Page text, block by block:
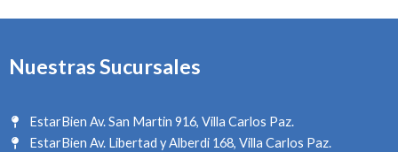
Nuestras Sucursales
EstarBien Av. San Martin 916, Villa Carlos Paz.
EstarBien Av. Libertad y Alberdi 168, Villa Carlos Paz.